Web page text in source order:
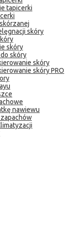
tapicerki
skóry
skóry
skóry
skóry
skóry PRO
nawiewu